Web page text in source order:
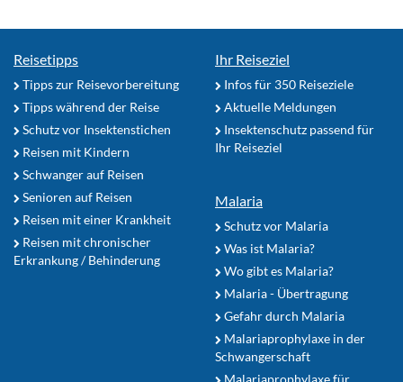
Reisetipps
Tipps zur Reisevorbereitung
Tipps während der Reise
Schutz vor Insektenstichen
Reisen mit Kindern
Schwanger auf Reisen
Senioren auf Reisen
Reisen mit einer Krankheit
Reisen mit chronischer
Erkrankung / Behinderung
Ihr Reiseziel
Infos für 350 Reiseziele
Aktuelle Meldungen
Insektenschutz passend für
Ihr Reiseziel
Malaria
Schutz vor Malaria
Was ist Malaria?
Wo gibt es Malaria?
Malaria - Übertragung
Gefahr durch Malaria
Malariaprophylaxe in der
Schwangerschaft
Malariaprophylaxe für